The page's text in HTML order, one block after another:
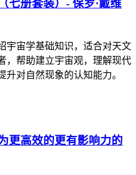
七册套装）- 保罗·戴维
宇宙学基础知识，适合对天文
，帮助建立宇宙观，理解现代
对自然现象的认知能力。
更高效的更有影响力的